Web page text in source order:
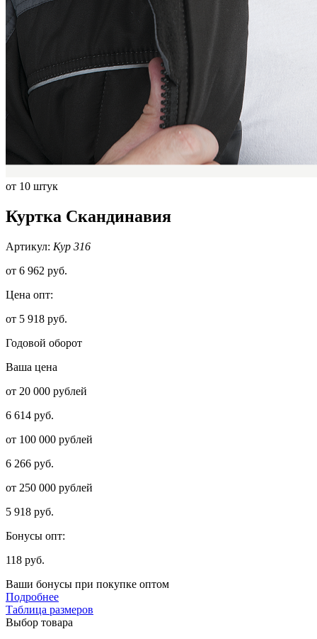
от 10 штук
Куртка Скандинавия
Артикул: Кур 316
от 6 962 руб.
Цена опт:
от 5 918 руб.
Годовой оборот
Ваша цена
от 20 000 рублей
6 614 руб.
от 100 000 рублей
6 266 руб.
от 250 000 рублей
5 918 руб.
Бонусы опт:
118 руб.
Ваши бонусы при покупке оптом
Подробнее
Таблица размеров
Выбор товара